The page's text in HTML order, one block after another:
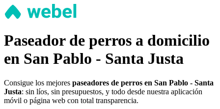
Paseador de perros a domicilio
en San Pablo - Santa Justa
Consigue los mejores paseadores de perros en San Pablo - Santa
Justa: sin líos, sin presupuestos, y todo desde nuestra aplicación
móvil o página web con total transparencia.